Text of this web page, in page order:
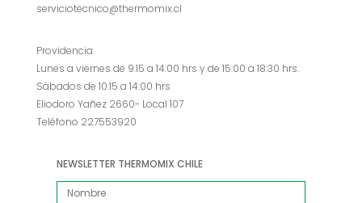
serviciotecnico@thermomix.cl
Providencia
Lunes a viernes de 9:15 a 14:00 hrs y de 15:00 a 18:30 hrs.
Sábados de 10:15 a 14:00 hrs
Eliodoro Yañez 2660- Local 107
Teléfono 227553920
NEWSLETTER THERMOMIX CHILE